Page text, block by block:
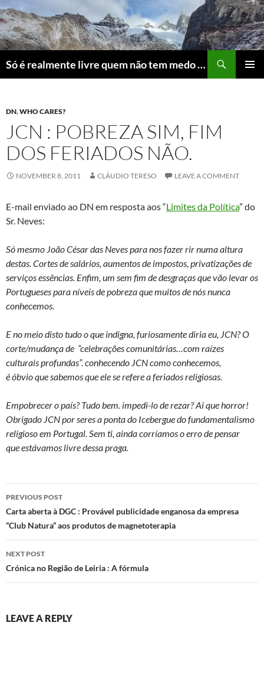
Skip
to
content
Só é realmente livre quem não tem medo do ridículo
DN,WHO CARES?
JCN : POBREZA SIM, FIM
DOS FERIADOS NÃO.
NOVEMBER 8, 2011 CLÁUDIO TERESO LEAVE A COMMENT
E-mail enviado ao DN em resposta aos “Limites da Política” do
Sr. Neves:
Só mesmo João César das Neves para nos fazer rir numa altura
destas. Cortes de salários, aumentos de impostos, privatizações de
serviços essências. Enfim, um sem fim de desgraças que vão levar os
Portugueses para níveis de pobreza que muitos de nós nunca
conhecemos.
E no meio disto tudo o que indigna, furiosamente diria eu, JCN? O
corte/mudança de “celebrações comunitárias…com raízes
culturais profundas”. conhecendo JCN como conhecemos,
é óbvio que sabemos que ele se refere a feriados religiosas.
Empobrecer o país? Tudo bem. impedi-lo de rezar? Ai que horror!
Obrigado JCN por seres a ponta do Icebergue do fundamentalismo
religioso em Portugal. Sem ti, ainda corríamos o erro de pensar
que estávamos livre dessa praga.
Post
navigation
PREVIOUS POST
Carta aberta à DGC : Provável publicidade enganosa da empresa
“Club Natura” aos produtos de magnetoterapia
NEXT POST
Crónica no Região de Leiria : A fórmula
LEAVE A REPLY